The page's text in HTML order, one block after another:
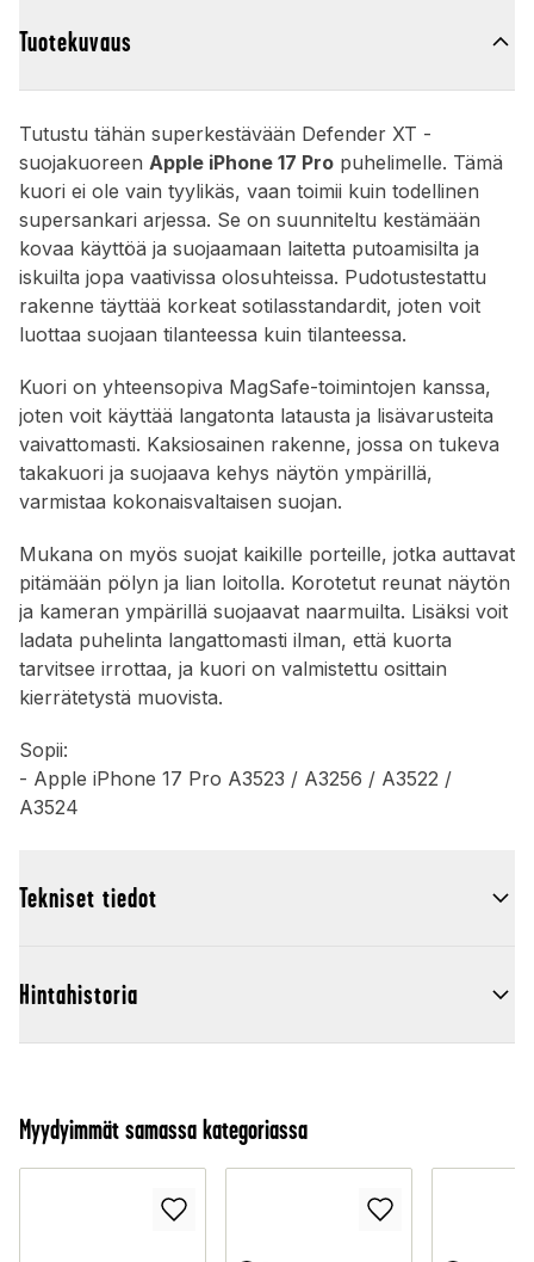
Tuotekuvaus
Tutustu tähän superkestävään Defender XT -
suojakuoreen Apple iPhone 17 Pro puhelimelle. Tämä
kuori ei ole vain tyylikäs, vaan toimii kuin todellinen
supersankari arjessa. Se on suunniteltu kestämään
kovaa käyttöä ja suojaamaan laitetta putoamisilta ja
iskuilta jopa vaativissa olosuhteissa. Pudotustestattu
rakenne täyttää korkeat sotilasstandardit, joten voit
luottaa suojaan tilanteessa kuin tilanteessa.
Kuori on yhteensopiva MagSafe-toimintojen kanssa,
joten voit käyttää langatonta latausta ja lisävarusteita
vaivattomasti. Kaksiosainen rakenne, jossa on tukeva
takakuori ja suojaava kehys näytön ympärillä,
varmistaa kokonaisvaltaisen suojan.
Mukana on myös suojat kaikille porteille, jotka auttavat
pitämään pölyn ja lian loitolla. Korotetut reunat näytön
ja kameran ympärillä suojaavat naarmuilta. Lisäksi voit
ladata puhelinta langattomasti ilman, että kuorta
tarvitsee irrottaa, ja kuori on valmistettu osittain
kierrätetystä muovista.
Sopii:
- Apple iPhone 17 Pro A3523 / A3256 / A3522 /
A3524
Tekniset tiedot
Hintahistoria
Myydyimmät samassa kategoriassa